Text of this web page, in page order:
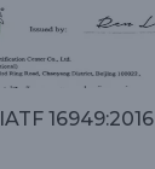
IATF 16949:2016